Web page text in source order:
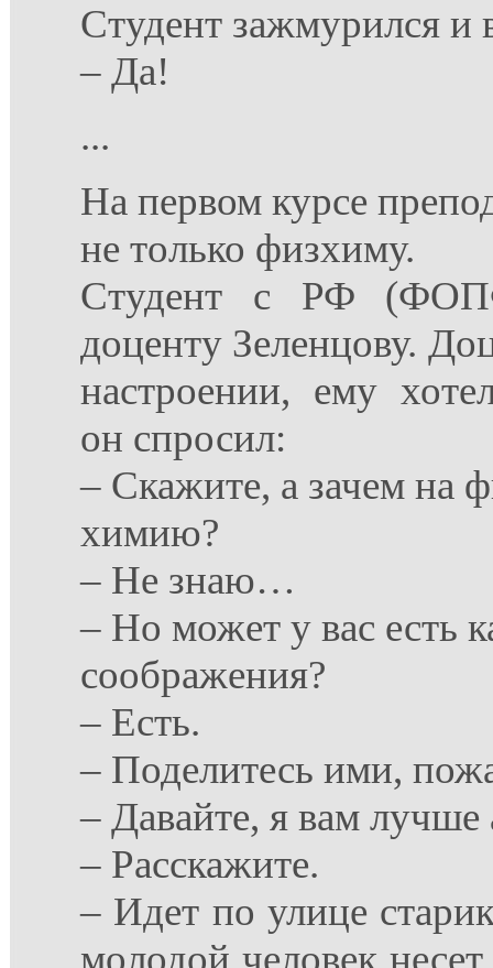
Студент зажмурился и
– Да!
...
На первом курсе
не только физхиму.
Студент с РФ
доценту Зеленцову.
настроении, ему
он спросил:
– Скажите, а зачем на
химию?
– Не знаю…
– Но может у вас есть
соображения?
– Есть.
– Поделитесь ими,
– Давайте, я вам лучше
– Расскажите.
– Идет по улице
молодой человек